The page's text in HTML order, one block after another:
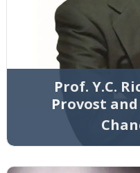
Prof. Y.C.
Provost